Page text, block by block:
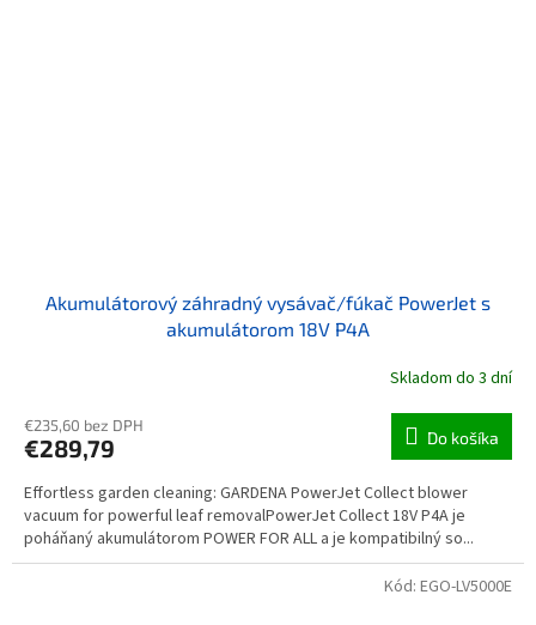
Akumulátorový záhradný vysávač/fúkač PowerJet s
akumulátorom 18V P4A
Skladom do 3 dní
€235,60 bez DPH
€289,79 Do košíka
Effortless garden cleaning: GARDENA PowerJet Collect blower
vacuum for powerful leaf removalPowerJet Collect 18V P4A je
poháňaný akumulátorom POWER FOR ALL a je kompatibilný so...
Kód: EGO-LV5000E